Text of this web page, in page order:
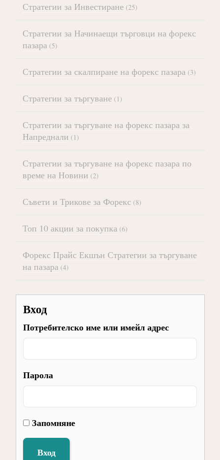
Стратегии за Инвестиране (25)
Стратегии за Начинаещи търговци на форекс
пазара (5)
Стратегии за скалпиране на форекс пазара (3)
Стратегии за търгуване (1)
Стратегии за търгуване на форекс пазара за
Напреднали (1)
Стратегии за търгуване на форекс пазара по
време на Новини (2)
Съвети и Трикове за Форекс (8)
Топ 10 акции за покупка (6)
Форекс Прайс Екшън Стратегии за търгуване
на пазара (4)
Вход
Потребителско име или имейл адрес
Парола
Запомняне
Вход